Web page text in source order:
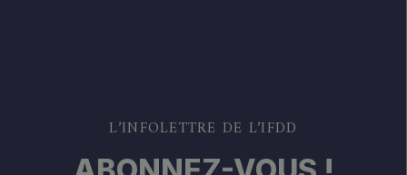
L’INFOLETTRE DE L’IFDD